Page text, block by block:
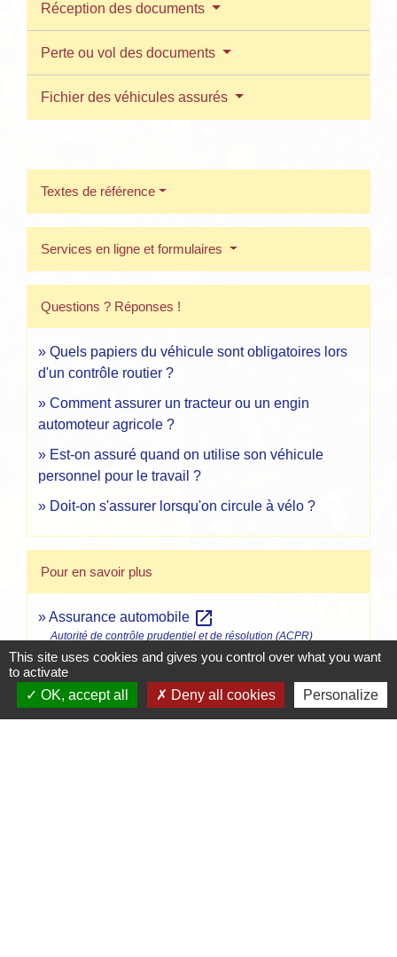
Réception des documents
Perte ou vol des documents
Fichier des véhicules assurés
Textes de référence
Services en ligne et formulaires
Questions ? Réponses !
Quels papiers du véhicule sont obligatoires lors
d'un contrôle routier ?
Comment assurer un tracteur ou un engin
automoteur agricole ?
Est-on assuré quand on utilise son véhicule
personnel pour le travail ?
Doit-on s'assurer lorsqu'on circule à vélo ?
Pour en savoir plus
Assurance automobile open_in_new
Autorité de contrôle prudentiel et de résolution (ACPR)
Assurance : documentation de l'Autorité de
contrôle prudentiel et de résolutionopen_in_new
Autorité de contrôle prudentiel et de résolution (ACPR)
This site uses cookies and gives you control over what you want
to activate
OK, accept all
Deny all cookies Personalize